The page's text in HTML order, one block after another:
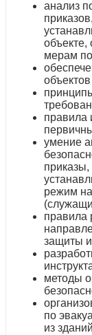
анализ
объекте,
мерам
правила
умение
режим на
правила
защиты
методы
по
из